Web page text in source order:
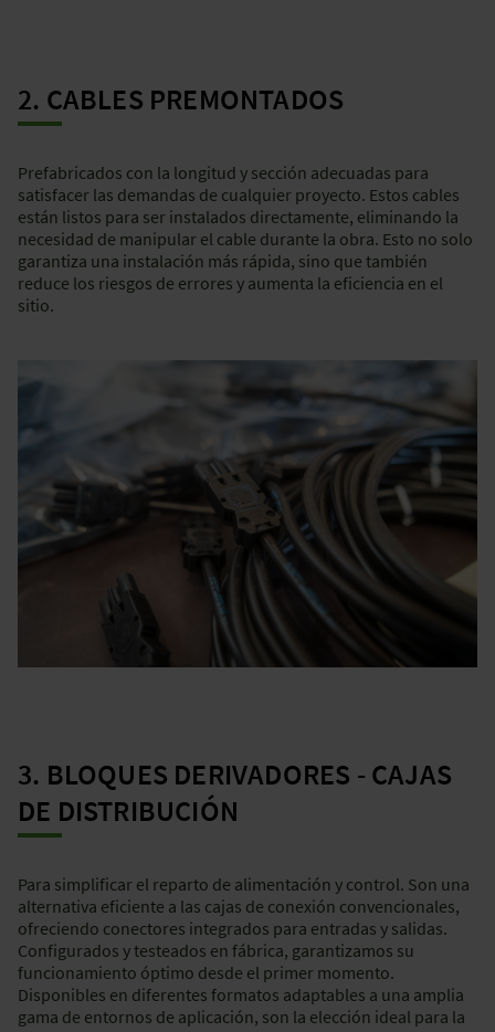
2. CABLES PREMONTADOS
Prefabricados con la longitud y sección adecuadas para
satisfacer las demandas de cualquier proyecto. Estos cables
están listos para ser instalados directamente, eliminando la
necesidad de manipular el cable durante la obra. Esto no solo
garantiza una instalación más rápida, sino que también
reduce los riesgos de errores y aumenta la eficiencia en el
sitio.
3. BLOQUES DERIVADORES - CAJAS
DE DISTRIBUCIÓN
Para simplificar el reparto de alimentación y control. Son una
alternativa eficiente a las cajas de conexión convencionales,
ofreciendo conectores integrados para entradas y salidas.
Configurados y testeados en fábrica, garantizamos su
funcionamiento óptimo desde el primer momento.
Disponibles en diferentes formatos adaptables a una amplia
gama de entornos de aplicación, son la elección ideal para la